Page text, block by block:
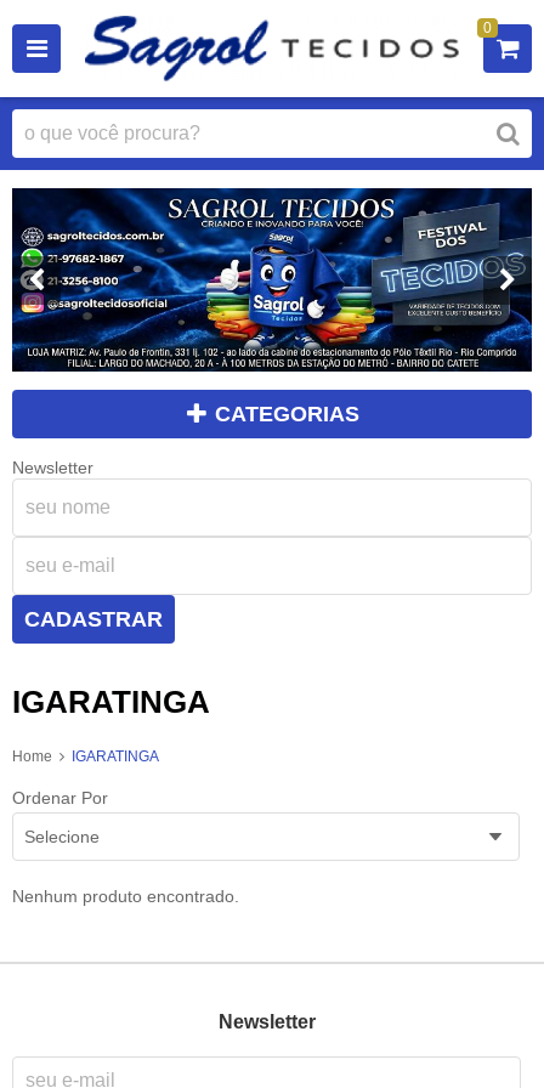
0
CATEGORIAS
Newsletter
CADASTRAR
IGARATINGA
Home IGARATINGA
Ordenar Por
Selecione
Nenhum produto encontrado.
Newsletter